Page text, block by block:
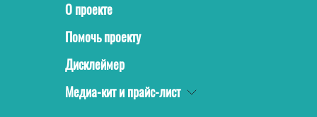
О проекте
Помочь проекту
Дисклеймер
Медиа-кит и прайс-лист